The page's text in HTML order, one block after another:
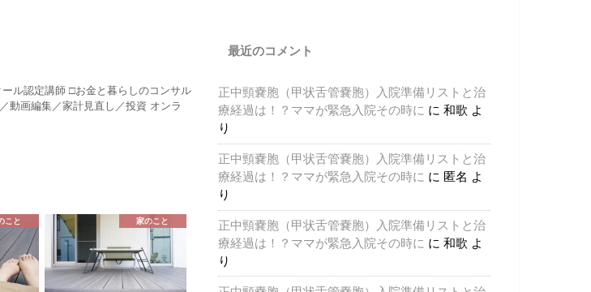
ル認定講師 □お金と暮らしのコンサル
画編集／家計見直し／投資 オンラ
こと 家のこと
最近のコメント
正中頸嚢胞（甲状舌管嚢胞）入院準備リストと治
療経過は！？ママが緊急入院その時に に 和歌 よ
り
正中頸嚢胞（甲状舌管嚢胞）入院準備リストと治
療経過は！？ママが緊急入院その時に に 匿名 よ
り
正中頸嚢胞（甲状舌管嚢胞）入院準備リストと治
療経過は！？ママが緊急入院その時に に 和歌 よ
り